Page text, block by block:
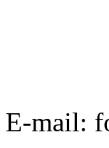
E-mail: